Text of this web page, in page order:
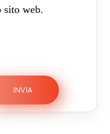
sito web.